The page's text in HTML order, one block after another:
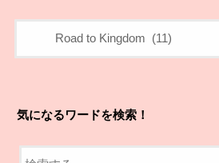
気になるワードを検索！